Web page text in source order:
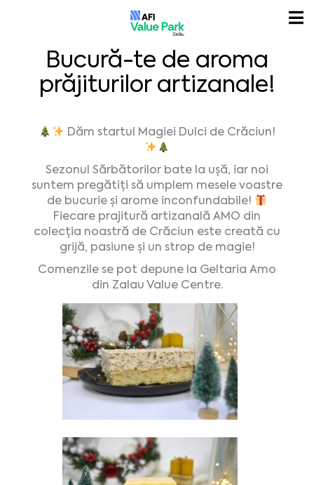
Bucură-te de aroma
prăjiturilor artizanale!
Dăm startul Magiei Dulci de Crăciun!
Sezonul Sărbătorilor bate la ușă, iar noi
suntem pregătiți să umplem mesele voastre
de bucurie și arome inconfundabile!
Fiecare prajitură artizanală AMO din
colecția noastră de Crăciun este creată cu
grijă, pasiune și un strop de magie!
Comenzile se pot depune la Geltaria Amo
din Zalau Value Centre.